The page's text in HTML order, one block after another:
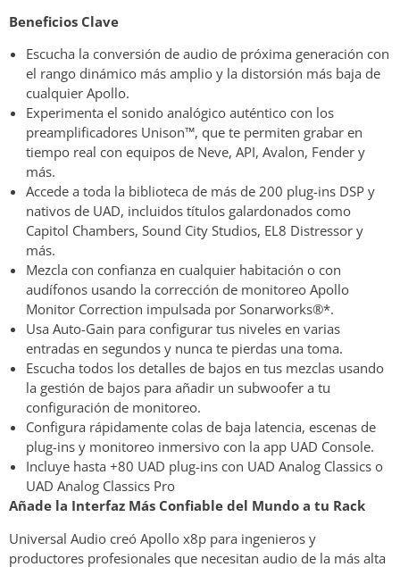
Beneficios Clave
Escucha la conversión de audio de próxima generación con
el rango dinámico más amplio y la distorsión más baja de
cualquier Apollo.
Experimenta el sonido analógico auténtico con los
preamplificadores Unison™, que te permiten grabar en
tiempo real con equipos de Neve, API, Avalon, Fender y
más.
Accede a toda la biblioteca de más de 200 plug-ins DSP y
nativos de UAD, incluidos títulos galardonados como
Capitol Chambers, Sound City Studios, EL8 Distressor y
más.
Mezcla con confianza en cualquier habitación o con
audífonos usando la corrección de monitoreo Apollo
Monitor Correction impulsada por Sonarworks®*.
Usa Auto-Gain para configurar tus niveles en varias
entradas en segundos y nunca te pierdas una toma.
Escucha todos los detalles de bajos en tus mezclas usando
la gestión de bajos para añadir un subwoofer a tu
configuración de monitoreo.
Configura rápidamente colas de baja latencia, escenas de
plug-ins y monitoreo inmersivo con la app UAD Console.
Incluye hasta +80 UAD plug-ins con UAD Analog Classics o
UAD Analog Classics Pro
Añade la Interfaz Más Confiable del Mundo a tu Rack
Universal Audio creó Apollo x8p para ingenieros y
productores profesionales que necesitan audio de la más alta